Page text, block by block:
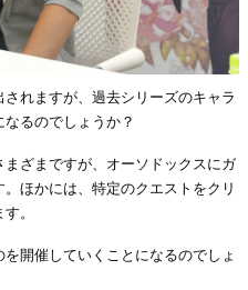
れますが、過去シリーズのキャラ
るのでしょうか？
ざまですが、オーソドックスにガ
ほかには、特定のクエストをクリ
。
開催していくことになるのでしょ